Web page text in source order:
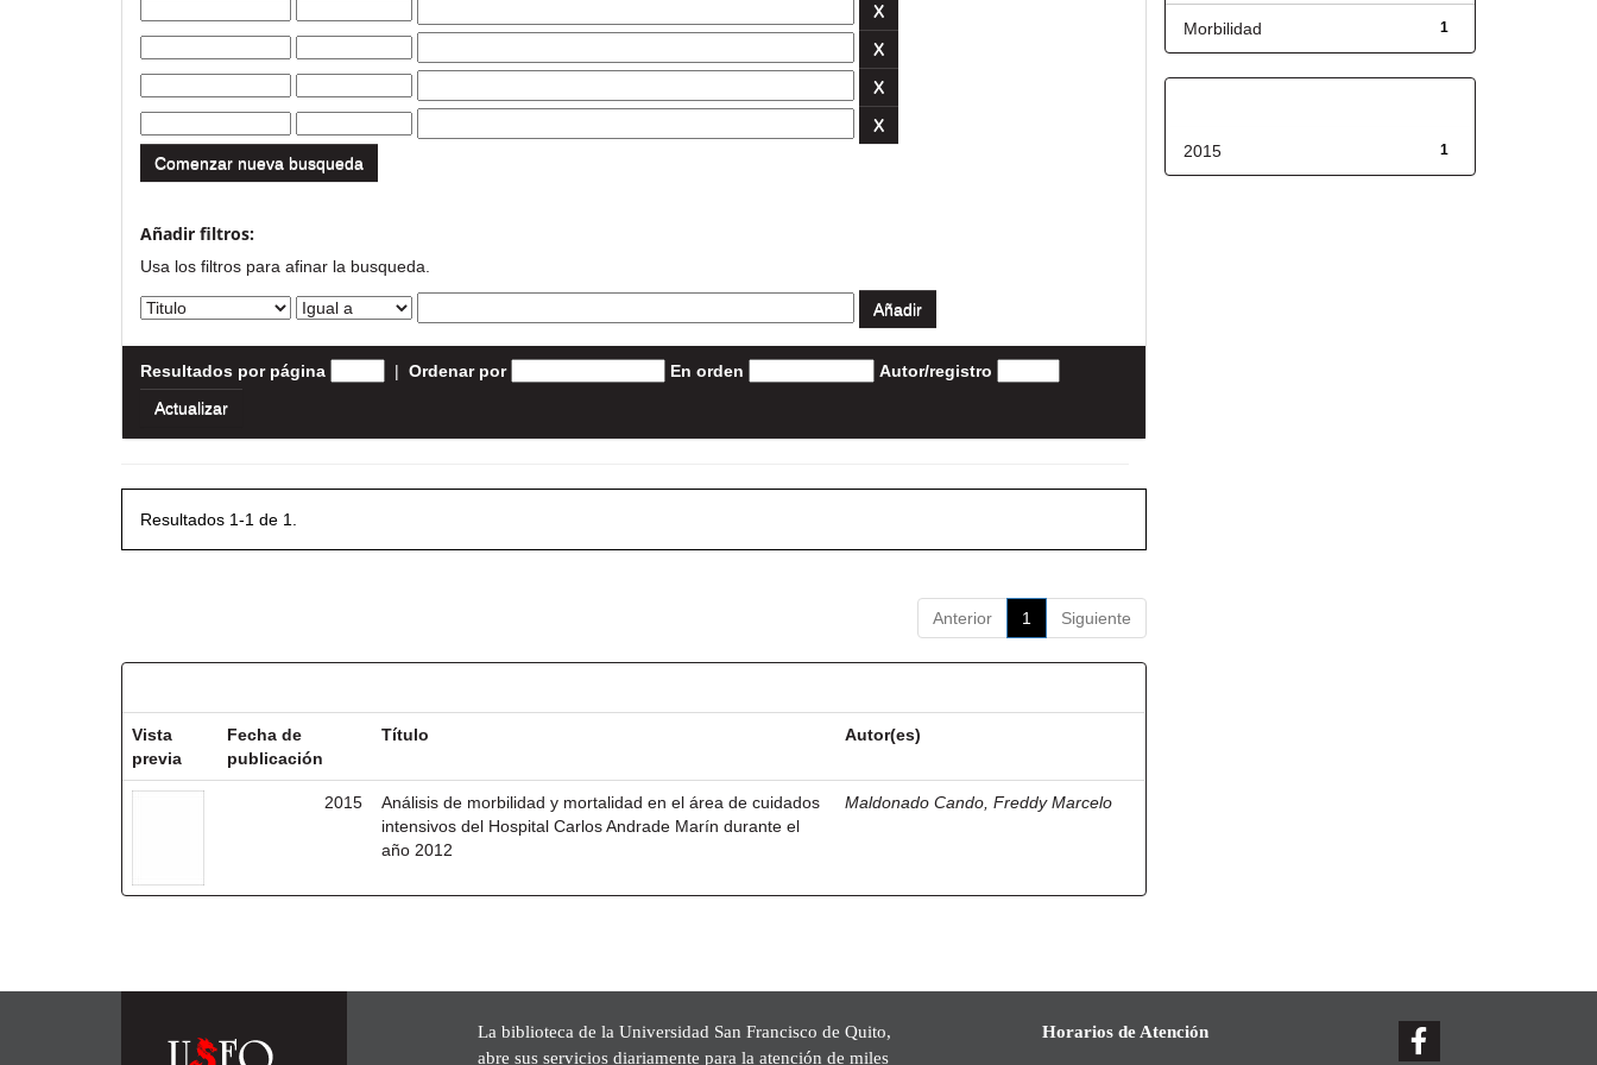
Comenzar nueva busqueda
Añadir filtros:
Usa los filtros para afinar la busqueda.
Resultados por página | Ordenar por En orden Autor/registro
Resultados 1-1 de 1.
Anterior 1 Siguiente
Vista
previa
Fecha de
publicación
Título Autor(es)
2015
Análisis de morbilidad y mortalidad en el área de cuidados
intensivos del Hospital Carlos Andrade Marín durante el
año 2012
Maldonado Cando, Freddy Marcelo
1
Morbilidad
1
2015
La biblioteca de la Universidad San Francisco de Quito,
abre sus servicios diariamente para la atención de miles
Horarios de Atención